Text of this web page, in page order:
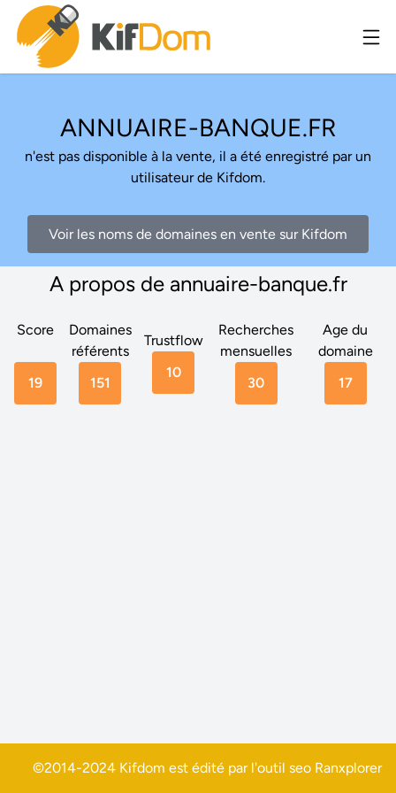
ANNUAIRE-BANQUE.FR
n'est pas disponible à la vente, il a été enregistré par un
utilisateur de Kifdom.
Voir les noms de domaines en vente sur Kifdom
A propos de annuaire-banque.fr
Score
19
Domaines
référents
151
Trustflow
10
Recherches
mensuelles
30
Age du
domaine
17
©2014-2024 Kifdom est édité par l'outil seo Ranxplorer